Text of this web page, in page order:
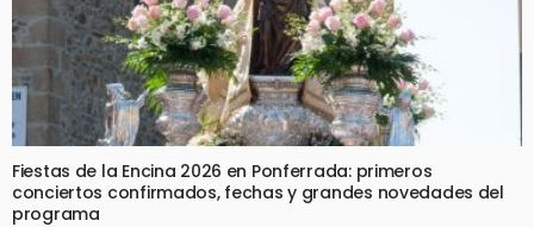
Fiestas de la Encina 2026 en Ponferrada: primeros
conciertos confirmados, fechas y grandes novedades del
programa